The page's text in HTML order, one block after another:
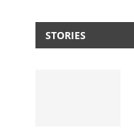
STORIES